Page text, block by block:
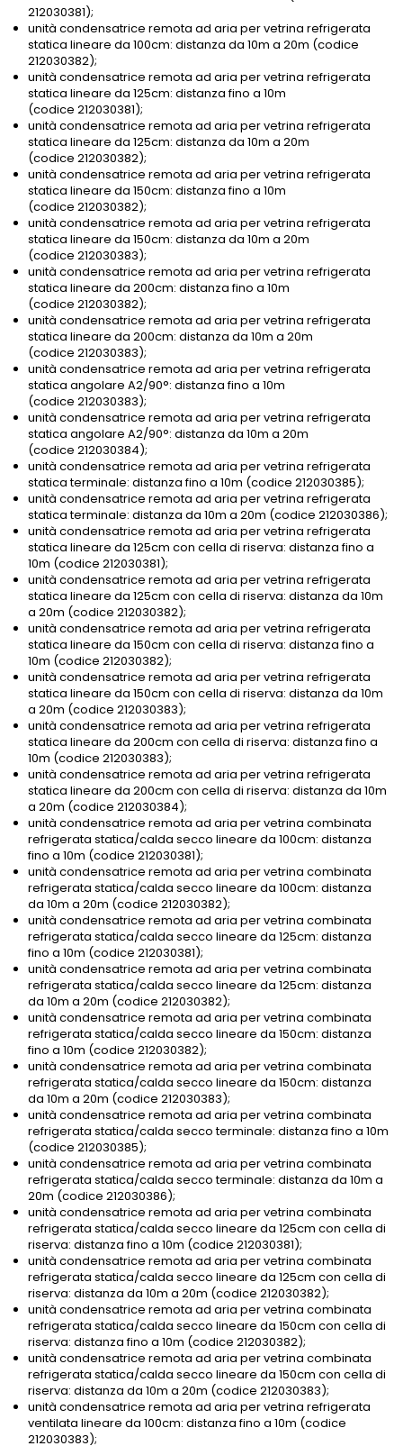
212030381);
unità condensatrice remota ad aria per vetrina refrigerata
statica lineare da 100cm: distanza da 10m a 20m (codice
212030382);
unità condensatrice remota ad aria per vetrina refrigerata
statica lineare da 125cm: distanza fino a 10m
(codice 212030381);
unità condensatrice remota ad aria per vetrina refrigerata
statica lineare da 125cm: distanza da 10m a 20m
(codice 212030382);
unità condensatrice remota ad aria per vetrina refrigerata
statica lineare da 150cm: distanza fino a 10m
(codice 212030382);
unità condensatrice remota ad aria per vetrina refrigerata
statica lineare da 150cm: distanza da 10m a 20m
(codice 212030383);
unità condensatrice remota ad aria per vetrina refrigerata
statica lineare da 200cm: distanza fino a 10m
(codice 212030382);
unità condensatrice remota ad aria per vetrina refrigerata
statica lineare da 200cm: distanza da 10m a 20m
(codice 212030383);
unità condensatrice remota ad aria per vetrina refrigerata
statica angolare A2/90°: distanza fino a 10m
(codice 212030383);
unità condensatrice remota ad aria per vetrina refrigerata
statica angolare A2/90°: distanza da 10m a 20m
(codice 212030384);
unità condensatrice remota ad aria per vetrina refrigerata
statica terminale: distanza fino a 10m (codice 212030385);
unità condensatrice remota ad aria per vetrina refrigerata
statica terminale: distanza da 10m a 20m (codice 212030386);
unità condensatrice remota ad aria per vetrina refrigerata
statica lineare da 125cm con cella di riserva: distanza fino a
10m (codice 212030381);
unità condensatrice remota ad aria per vetrina refrigerata
statica lineare da 125cm con cella di riserva: distanza da 10m
a 20m (codice 212030382);
unità condensatrice remota ad aria per vetrina refrigerata
statica lineare da 150cm con cella di riserva: distanza fino a
10m (codice 212030382);
unità condensatrice remota ad aria per vetrina refrigerata
statica lineare da 150cm con cella di riserva: distanza da 10m
a 20m (codice 212030383);
unità condensatrice remota ad aria per vetrina refrigerata
statica lineare da 200cm con cella di riserva: distanza fino a
10m (codice 212030383);
unità condensatrice remota ad aria per vetrina refrigerata
statica lineare da 200cm con cella di riserva: distanza da 10m
a 20m (codice 212030384);
unità condensatrice remota ad aria per vetrina combinata
refrigerata statica/calda secco lineare da 100cm: distanza
fino a 10m (codice 212030381);
unità condensatrice remota ad aria per vetrina combinata
refrigerata statica/calda secco lineare da 100cm: distanza
da 10m a 20m (codice 212030382);
unità condensatrice remota ad aria per vetrina combinata
refrigerata statica/calda secco lineare da 125cm: distanza
fino a 10m (codice 212030381);
unità condensatrice remota ad aria per vetrina combinata
refrigerata statica/calda secco lineare da 125cm: distanza
da 10m a 20m (codice 212030382);
unità condensatrice remota ad aria per vetrina combinata
refrigerata statica/calda secco lineare da 150cm: distanza
fino a 10m (codice 212030382);
unità condensatrice remota ad aria per vetrina combinata
refrigerata statica/calda secco lineare da 150cm: distanza
da 10m a 20m (codice 212030383);
unità condensatrice remota ad aria per vetrina combinata
refrigerata statica/calda secco terminale: distanza fino a 10m
(codice 212030385);
unità condensatrice remota ad aria per vetrina combinata
refrigerata statica/calda secco terminale: distanza da 10m a
20m (codice 212030386);
unità condensatrice remota ad aria per vetrina combinata
refrigerata statica/calda secco lineare da 125cm con cella di
riserva: distanza fino a 10m (codice 212030381);
unità condensatrice remota ad aria per vetrina combinata
refrigerata statica/calda secco lineare da 125cm con cella di
riserva: distanza da 10m a 20m (codice 212030382);
unità condensatrice remota ad aria per vetrina combinata
refrigerata statica/calda secco lineare da 150cm con cella di
riserva: distanza fino a 10m (codice 212030382);
unità condensatrice remota ad aria per vetrina combinata
refrigerata statica/calda secco lineare da 150cm con cella di
riserva: distanza da 10m a 20m (codice 212030383);
unità condensatrice remota ad aria per vetrina refrigerata
ventilata lineare da 100cm: distanza fino a 10m (codice
212030383);